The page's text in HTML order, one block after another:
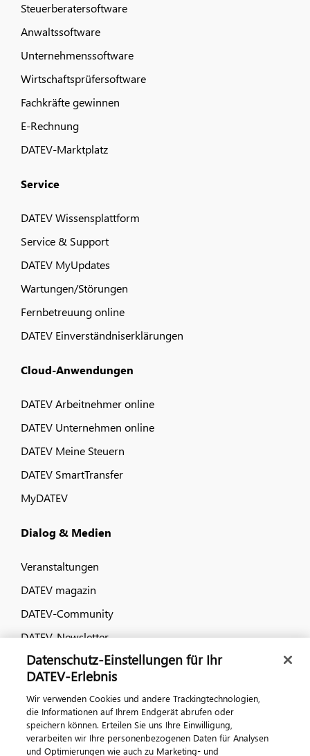
Steuerberatersoftware
Anwaltssoftware
Unternehmenssoftware
Wirtschaftsprüfersoftware
Fachkräfte gewinnen
E-Rechnung
DATEV-Marktplatz
Service
DATEV Wissensplattform
Service & Support
DATEV MyUpdates
Wartungen/Störungen
Fernbetreuung online
DATEV Einverständniserklärungen
Cloud-Anwendungen
DATEV Arbeitnehmer online
DATEV Unternehmen online
DATEV Meine Steuern
DATEV SmartTransfer
MyDATEV
Dialog & Medien
Veranstaltungen
DATEV magazin
DATEV-Community
DATEV-Newsletter
Kontaktieren Sie uns
Datenschutz-Einstellungen für Ihr
DATEV-Erlebnis
Wir verwenden Cookies und andere Trackingtechnologien,
die Informationen auf Ihrem Endgerät abrufen oder
speichern können. Erteilen Sie uns Ihre Einwilligung,
verarbeiten wir Ihre personenbezogenen Daten für Analysen
und Optimierungen wie auch zu Marketing- und